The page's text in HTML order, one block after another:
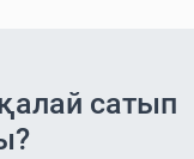
сатып